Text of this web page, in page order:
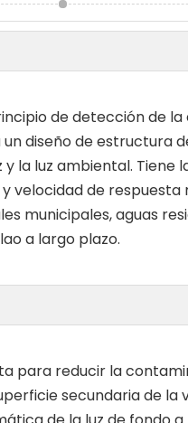
de detección de
diseño de estructura
luz ambiental. Tiene
de respuesta
municipales, aguas
a largo plazo.
para reducir la
secundaria de la